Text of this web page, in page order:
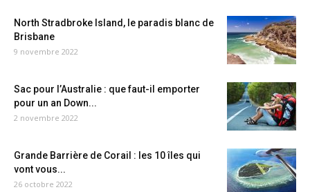
North Stradbroke Island, le paradis blanc de
Brisbane
9 novembre 2022
Sac pour l’Australie : que faut-il emporter
pour un an Down...
2 novembre 2022
Grande Barrière de Corail : les 10 îles qui
vont vous...
26 octobre 2022